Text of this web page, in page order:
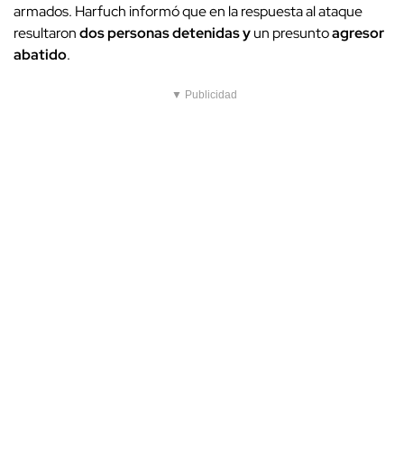
armados. Harfuch informó que en la respuesta al ataque
resultarondos personas detenidas yun presuntoagresor
abatido.
▼ Publicidad